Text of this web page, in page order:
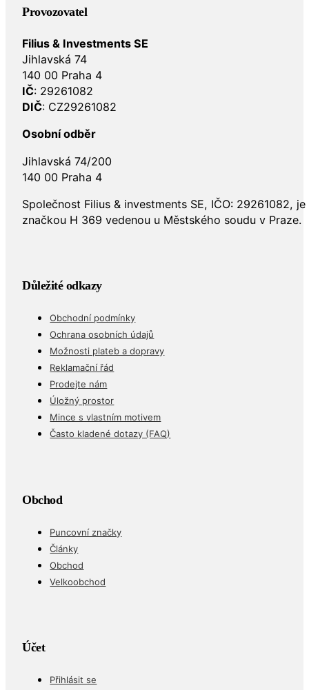
Provozovatel
Filius & Investments SE
Jihlavská 74
140 00 Praha 4
IČ: 29261082
DIČ: CZ29261082
Osobní odběr
Jihlavská 74/200
140 00 Praha 4
Společnost Filius & investments SE, IČO: 29261082,
značkou H 369 vedenou u Městského soudu v Praze.
Důležité odkazy
Obchodní podmínky
Ochrana osobních údajů
Možnosti plateb a dopravy
Reklamační řád
Prodejte nám
Úložný prostor
Mince s vlastním motivem
Často kladené dotazy (FAQ)
Obchod
Puncovní značky
Články
Obchod
Velkoobchod
Účet
Přihlásit se